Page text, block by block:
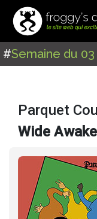
#Semaine du
Parquet
Wide